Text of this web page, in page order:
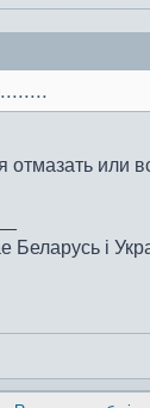
отмазать или
Беларусь i